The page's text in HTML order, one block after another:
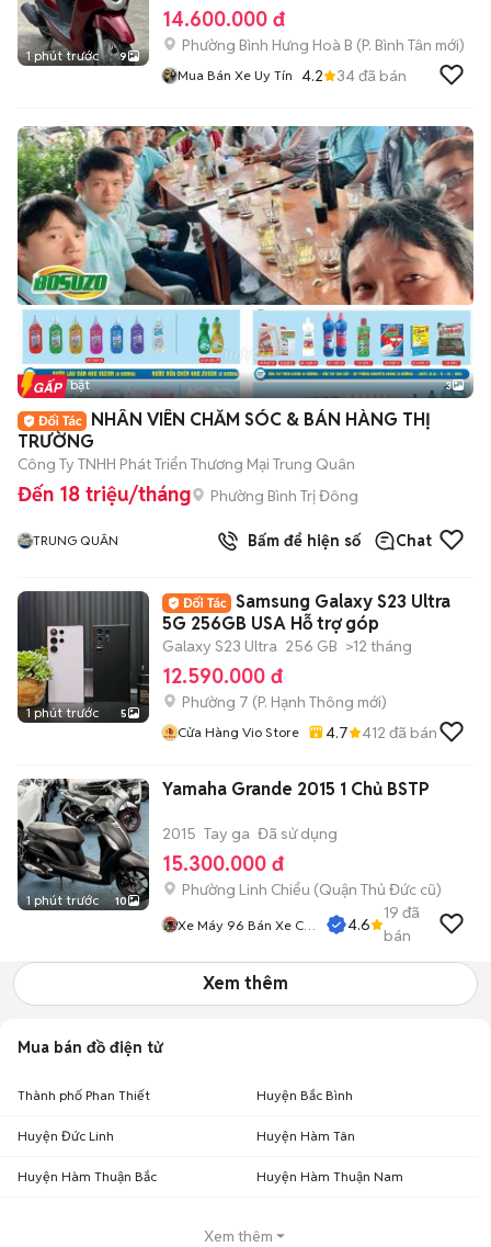
1 phút trước 9
14.600.000 đ
Phường Bình Hưng Hoà B (P. Bình Tân mới)
Mua Bán Xe Uy Tín 4.2 34đã bán
Tin nổi bật 3
NHÂN VIÊN CHĂM SÓC & BÁN HÀNG THỊ
TRƯỜNG
Công Ty TNHH Phát Triển Thương Mại Trung Quân
Đến 18 triệu/tháng Phường Bình Trị Đông
TRUNG QUÂN Bấm để hiện số Chat
1 phút trước 5
Samsung Galaxy S23 Ultra
5G 256GB USA Hỗ trợ góp
Galaxy S23 Ultra 256 GB >12 tháng
12.590.000 đ
Phường 7 (P. Hạnh Thông mới)
Cửa Hàng Vio Store 4.7 412 đã bán
1 phút trước 10
Yamaha Grande 2015 1 Chủ BSTP
2015 Tay ga Đã sử dụng
15.300.000 đ
Phường Linh Chiểu (Quận Thủ Đức cũ)
Xe Máy 96 Bán Xe Cũ
4.6
19 đã
bán
Xem thêm
Mua bán đồ điện tử
Thành phố Phan Thiết Huyện Bắc Bình
Huyện Đức Linh Huyện Hàm Tân
Huyện Hàm Thuận Bắc Huyện Hàm Thuận Nam
Xem thêm